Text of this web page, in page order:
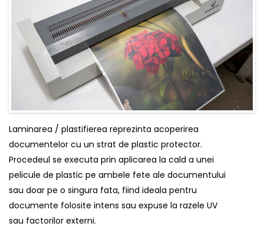
Laminarea / plastifierea reprezinta acoperirea
documentelor cu un strat de plastic protector.
Procedeul se executa prin aplicarea la cald a unei
pelicule de plastic pe ambele fete ale documentului
sau doar pe o singura fata, fiind ideala pentru
documente folosite intens sau expuse la razele UV
sau factorilor externi.